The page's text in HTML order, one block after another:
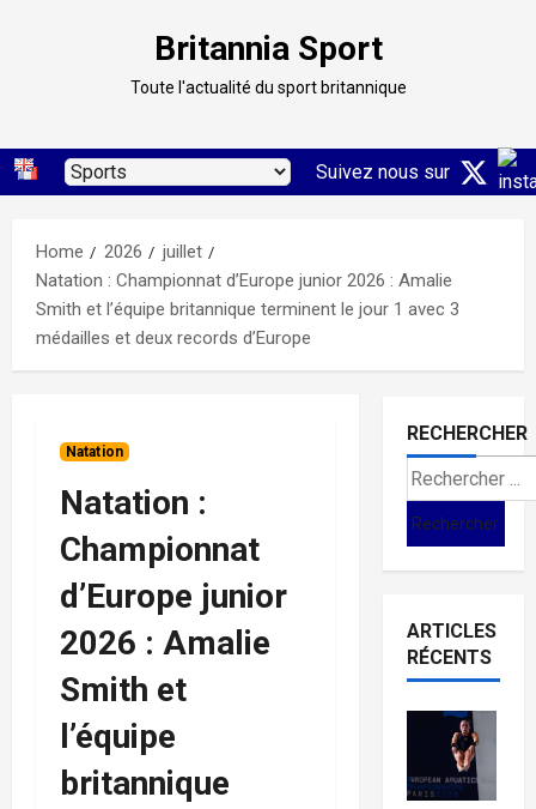
Britannia Sport
Toute l'actualité du sport britannique
Suivez nous sur
Home 2026
juillet
Natation : Championnat d’Europe junior 2026 : Amalie
Smith et l’équipe britannique terminent le jour 1 avec 3
médailles et deux records d’Europe
Natation
Natation :
Championnat
d’Europe junior
2026 : Amalie
Smith et
l’équipe
britannique
RECHERCHER
Search
for:
ARTICLES
RÉCENTS